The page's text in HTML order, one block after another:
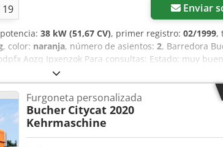
19 Enviar
38 kW (51,67 CV), primer registro: 02/1999,
, color: naranja, número de asientos: 2, Barredora
Aozq Ipxenzok Para consultas: Estado: muy
* Cabina cerrada con buena visibilidad
* Cepillo frontal * Depósito de recogida ----Precio:
contactarnos en los siguientes números de
errores tipográficos, omisiones y venta previa.
Furgoneta personalizada
Bucher Citycat 2020
Kehrmaschine